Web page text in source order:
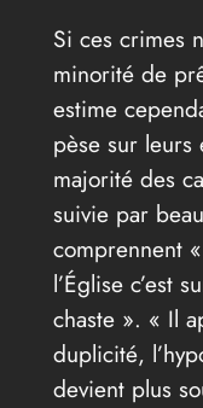
Si ces crimes
minorité de
estime
pèse sur leurs
majorité des
suivie par
comprennent
l’Église c’est
chaste ». « Il
duplicité,
devient plus